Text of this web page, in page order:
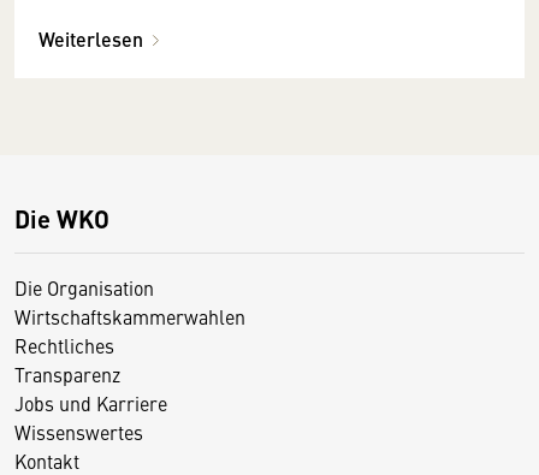
Weiterlesen
Die WKO
Die Organisation
Wirtschaftskammerwahlen
Rechtliches
Transparenz
Jobs und Karriere
Wissenswertes
Kontakt